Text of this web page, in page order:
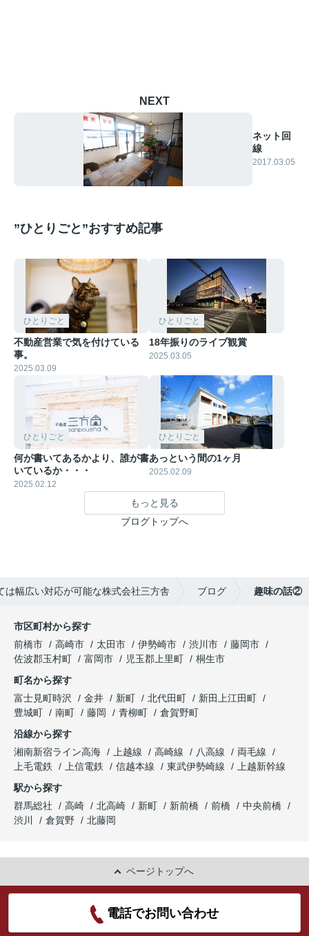
NEXT
ネット回
線
2017.03.05
”ひとりごと”おすすめ記事
ひとりごと
不動産営業で気を付けている
事。
2025.03.09
ひとりごと
18年振りのライブ観賞
2025.03.05
ひとりごと
何が書いてあるかより、誰が書
いているか・・・
2025.02.12
ひとりごと
あっという間の1ヶ月
2025.02.09
もっと見る
ブログトップへ
は幅広い対応が可能な株式会社三方舎 ブログ 趣味の話②
市区町村から探す
前橋市
高崎市 太田市 伊勢崎市 渋川市
藤岡市
佐波郡玉村町
富岡市 児玉郡上里町
桐生市
町名から探す
富士見町時沢
金井 新町 北代田町
新田上江田町
豊城町
南町 藤岡 青柳町
倉賀野町
沿線から探す
湘南新宿ライン高海
上越線 高崎線 八高線
両毛線
上毛電鉄
上信電鉄 信越本線 東武伊勢崎線
上越新幹線
駅から探す
群馬総社
高崎 北高崎 新町 新前橋 前橋
中央前橋
渋川
倉賀野 北藤岡
ページトップへ
電話でお問い合わせ